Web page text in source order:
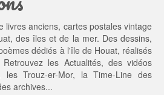
t :
0,
0
0 €.
livres anciens, cartes postales vintage
des îles et de la mer. Des dessins,
dédiés à l'île de Houat, réalisés
les Actualités, des vidéos
lesTrouz-er-Mor, laTime-Line des
archives...